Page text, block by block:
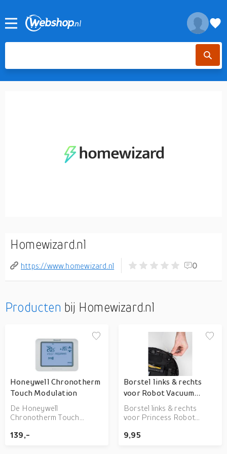
Homewizard.nl
https://www.homewizard.nl 0
Producten bij Homewizard.nl
Honeywell Chronotherm
Touch Modulation
De Honeywell
Chronotherm Touch
eenvoudig te bedienen,
139,-
Borstel links & rechts
voor Robot Vacuum
Deluxe
Borstel links & rechts
voor Princess Robot
9,95